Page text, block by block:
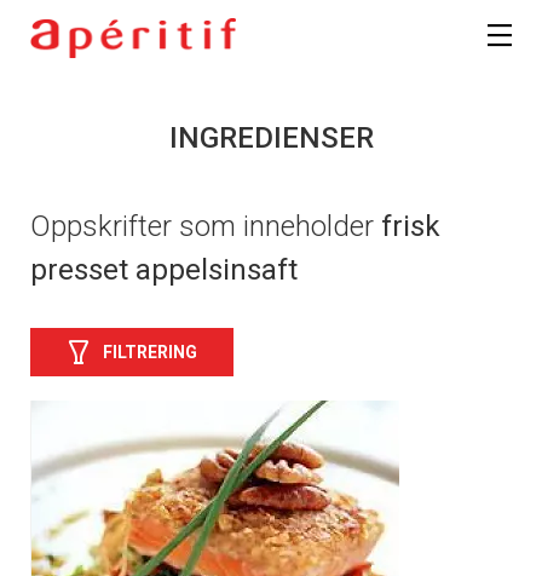
INGREDIENSER
Oppskrifter som inneholder frisk
presset appelsinsaft
FILTRERING